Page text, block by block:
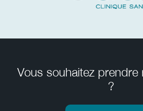
Vous souhaitez prendre
?